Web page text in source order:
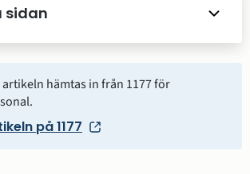
sidan
artikeln hämtas in från 1177 för
på 1177